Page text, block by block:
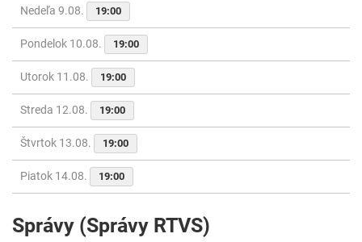
Nedeľa 9.08. 19:00
Pondelok 10.08. 19:00
Utorok 11.08. 19:00
Streda 12.08. 19:00
Štvrtok 13.08. 19:00
Piatok 14.08. 19:00
Správy (Správy RTVS)